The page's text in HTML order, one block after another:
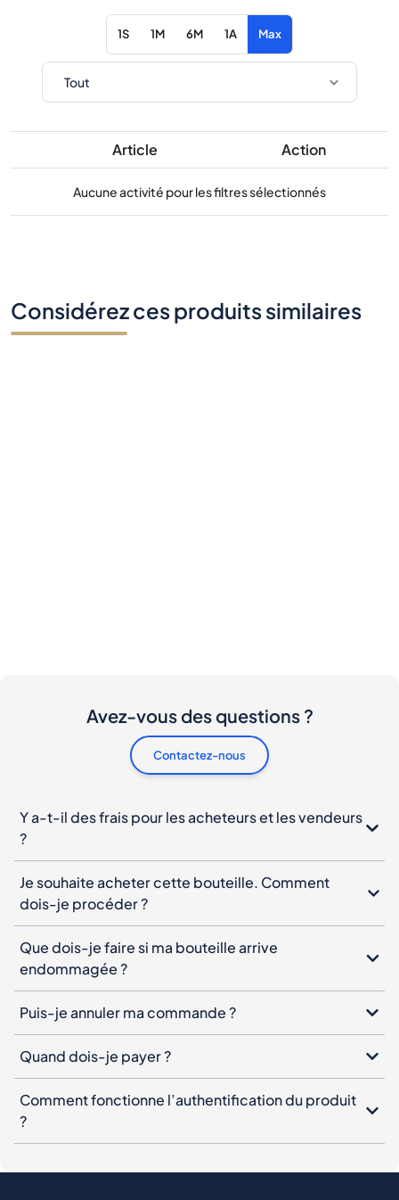
1S 1M 6M 1A Max
Article Action
Aucune activité pour les filtres sélectionnés
Considérez ces produits similaires
Avez-vous des questions ?
Contactez-nous
Y a-t-il des frais pour les acheteurs et les vendeurs
?
Je souhaite acheter cette bouteille. Comment
dois-je procéder ?
Que dois-je faire si ma bouteille arrive
endommagée ?
Puis-je annuler ma commande ?
Quand dois-je payer ?
Comment fonctionne l’authentification du produit
?